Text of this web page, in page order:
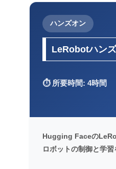
ハンズオン
LeRobotハン
⏱️ 所要時間: 4時間
Hugging Faceの
ロボットの制御と学習